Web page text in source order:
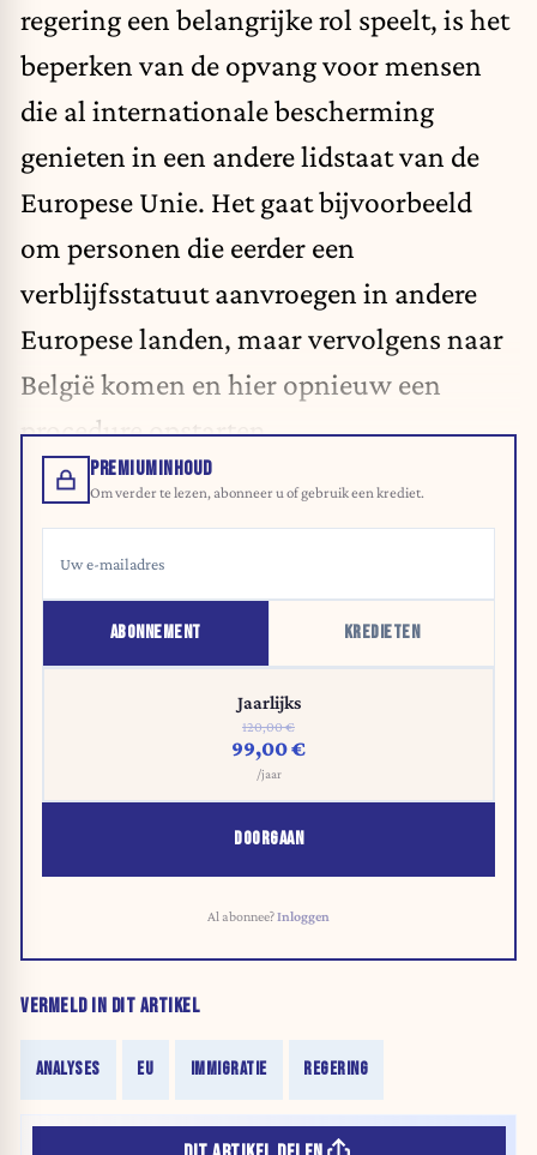
regering een belangrijke rol speelt, is het
beperken van de opvang voor mensen
die al internationale bescherming
genieten in een andere lidstaat van de
Europese Unie. Het gaat bijvoorbeeld
om personen die eerder een
verblijfsstatuut aanvroegen in andere
Europese landen, maar vervolgens naar
België komen en hier opnieuw een
procedure opstarten.
PREMIUMINHOUD
Om verder te lezen, abonneer u of gebruik een krediet.
ABONNEMENT KREDIETEN
Jaarlijks
120,00 €
99,00 €
/jaar
DOORGAAN
Al abonnee?Inloggen
VERMELD IN DIT ARTIKEL
ANALYSES EU IMMIGRATIE REGERING